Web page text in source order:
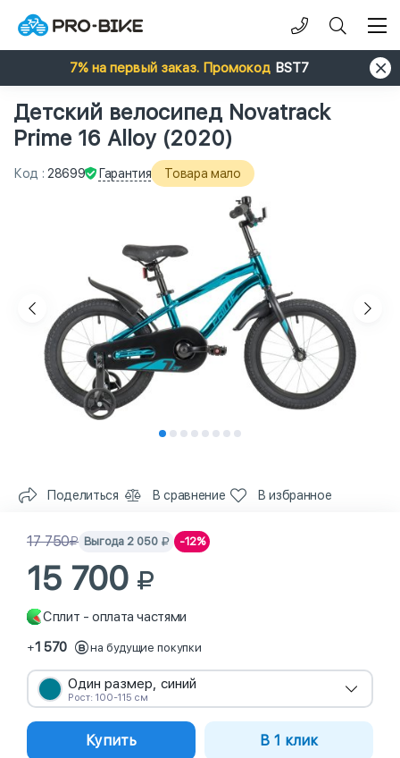
7% на первый заказ. Промокод BST7
Детский велосипед Novatrack
Prime 16 Alloy (2020)
Код : 28699 Гарантия Товара мало
Поделиться В сравнение В избранное
17 750 Выгода2 050 -12%
15 700
Сплит - оплата частями
+1 570 на будущие покупки
Один размер, синий
Рост: 100-115 см
Купить В 1 клик